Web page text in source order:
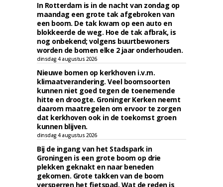
In Rotterdam is in de nacht van zondag op
maandag een grote tak afgebroken van
een boom. De tak kwam op een auto en
blokkeerde de weg. Hoe de tak afbrak, is
nog onbekend; volgens buurtbewoners
worden de bomen elke 2 jaar onderhouden.
dinsdag 4 augustus 2026
Nieuwe bomen op kerkhoven i.v.m.
klimaatverandering. Veel boomsoorten
kunnen niet goed tegen de toenemende
hitte en droogte. Groninger Kerken neemt
daarom maatregelen om ervoor te zorgen
dat kerkhoven ook in de toekomst groen
kunnen blijven.
dinsdag 4 augustus 2026
Bij de ingang van het Stadspark in
Groningen is een grote boom op drie
plekken geknakt en naar beneden
gekomen. Grote takken van de boom
versperren het fietspad. Wat de reden is